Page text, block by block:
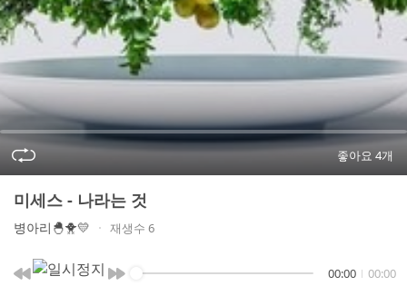
좋아요 4개
미세스 - 나라는 것
병아리🐣🐥💛 재생수 6
00:00 00:00